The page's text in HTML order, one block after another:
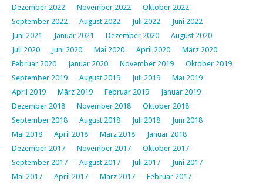
Dezember 2022 November 2022
Oktober 2022
September 2022
August 2022 Juli 2022
Juni 2022
Juni 2021
Januar 2021 Dezember 2020
August 2020
Juli 2020
Juni 2020 Mai 2020 April 2020
März 2020
Februar 2020
Januar 2020 November 2019
Oktober 2019
September 2019
August 2019 Juli 2019
Mai 2019
April 2019
März 2019 Februar 2019
Januar 2019
Dezember 2018
November 2018
Oktober 2018
September 2018
August 2018 Juli 2018
Juni 2018
Mai 2018
April 2018 März 2018
Januar 2018
Dezember 2017
November 2017
Oktober 2017
September 2017
August 2017 Juli 2017
Juni 2017
Mai 2017
April 2017 März 2017
Februar 2017